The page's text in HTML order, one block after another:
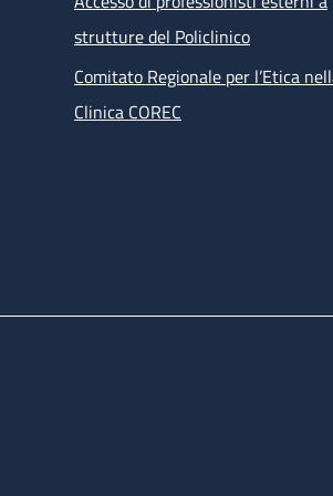
microbiologici su feci, urine,
test e ricerca HPV
sono prenotate direttamente dal
strutture del Policlinico
Comitato Regionale per l’Etica
Clinica COREC